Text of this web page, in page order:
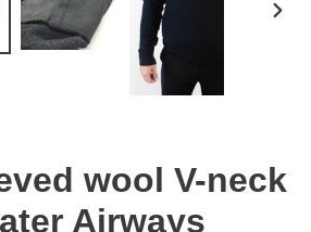
wool V-neck
Airways